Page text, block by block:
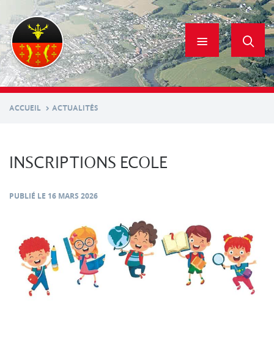
contenu
principal
ACCUEIL ACTUALITÉS
INSCRIPTIONS ECOLE
PUBLIÉ LE 16 MARS 2026